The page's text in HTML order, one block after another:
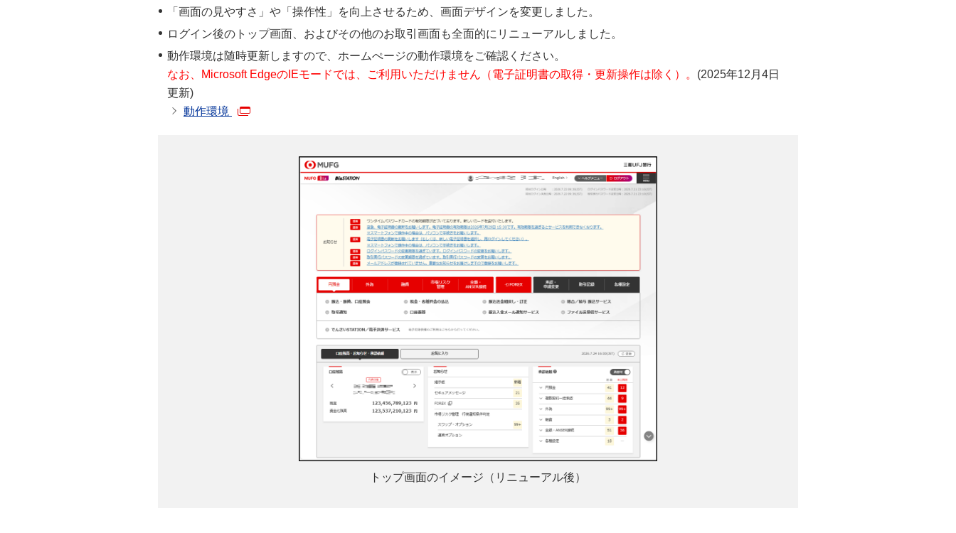
「画面の見やすさ」や「操作性」を向上させるため、画面デザインを変更しました。
ログイン後のトップ画面、およびその他のお取引画面も全面的にリニューアルしました。
動作環境は随時更新しますので、ホームぺージの動作環境をご確認ください。
なお、Microsoft EdgeのIEモードでは、ご利用いただけません（電子証明書の取得・更新操作は除く）。 (2025年12月4日
更新)
動作環境
トップ画面のイメージ（リニューアル後）